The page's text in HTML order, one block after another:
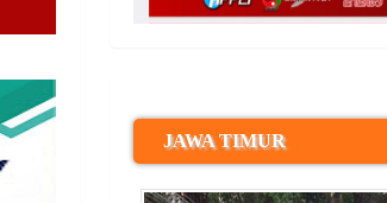
JAWA TIMUR